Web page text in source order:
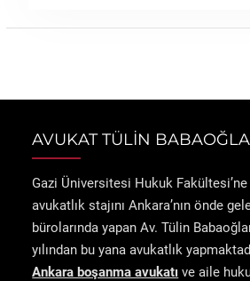
AVUKAT TÜLİN
Gazi Üniversitesi Hukuk
avukatlık stajını Ankara’nın önde
bürolarında yapan Av. Tülin
yılından bu yana avukatlık
Ankara boşanma avukatı ve aile